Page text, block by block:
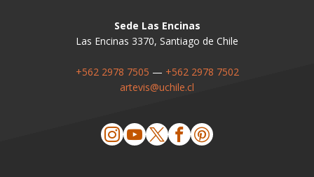
Sede Las Encinas
Las Encinas 3370, Santiago de Chile
+562 2978 7505 — +562 2978 7502
artevis@uchile.cl